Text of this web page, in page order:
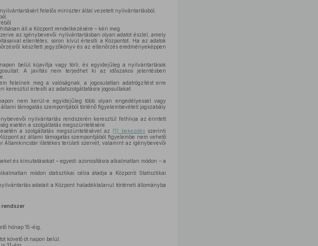
felelős miniszter által vezetett nyilvántartásból,
áll a Központ rendelkezésére – kéri meg.
az igénybevevői nyilvántartásban olyan adatot észlel, amely
ellentétes, soron kívül értesíti a Központot. Ha az adatok
készített jegyzőkönyv és az ellenőrzés eredményeképpen
belül kijavítja vagy törli, és egyidejűleg a nyilvántartások
A javítás nem terjedhet ki az időszakos jelentésben
felelnek meg a valóságnak, a jogosulatlan adatrögzítést erre
keresztül értesíti az adatszolgáltatásra jogosultakat.
nem kerül-e egyidejűleg több olyan engedélyessel vagy
támogatás szempontjából történő figyelembevételt jogszabály
nyilvántartás rendszerén keresztül felhívja az érintett
esetén a szolgáltatás megszüntetésére.
a szolgáltatás megszüntetésével az (1) bekezdésszerinti
az állami támogatás szempontjából figyelembe nem vehető
Államkincstár illetékes területi szervét, valamint az igénybevevői
és kimutatásokat – egyedi azonosításra alkalmatlan módon – a
módon statisztikai célra átadja a Központi Statisztikai
adatait a Központ haladéktalanul történeti állományba
rendszer
hónap 15-éig,
követő öt napon belül,